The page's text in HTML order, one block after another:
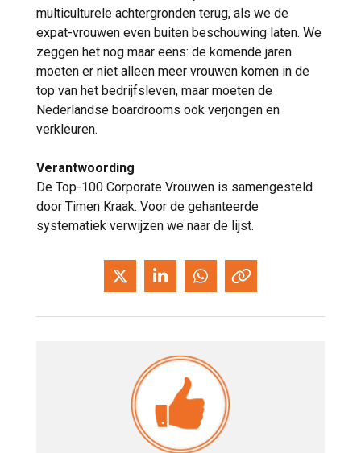
multiculturele achtergronden terug, als we de
expat-vrouwen even buiten beschouwing laten. We
zeggen het nog maar eens: de komende jaren
moeten er niet alleen meer vrouwen komen in de
top van het bedrijfsleven, maar moeten de
Nederlandse boardrooms ook verjongen en
verkleuren.
Verantwoording
De Top-100 Corporate Vrouwen is samengesteld
door Timen Kraak. Voor de gehanteerde
systematiek verwijzen we naar de lijst.